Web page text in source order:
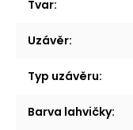
Tvar:
Uzávěr:
Typ uzávěru:
Barva lahvičky: